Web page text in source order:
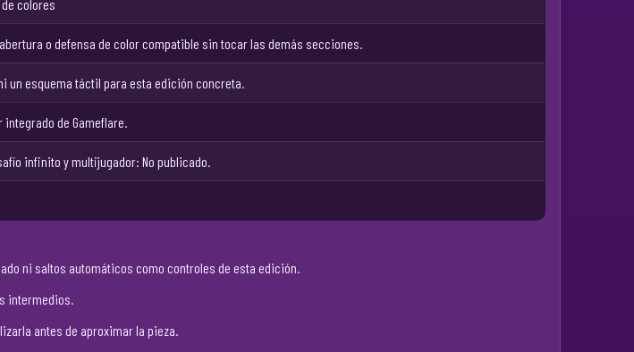
colores
o defensa de color compatible sin tocar las demás secciones.
un esquema táctil para esta edición concreta.
integrado de Gameflare.
infinito y multijugador: No publicado.
ni saltos automáticos como controles de esta edición.
intermedios.
antes de aproximar la pieza.